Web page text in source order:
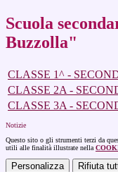
Scuola
Buzzolla"
CLASSE 1^ -
CLASSE 2A -
CLASSE 3A -
Notizie
Questo sito o gli strumenti terzi da
utili alle finalità illustrate nella
Personalizza Rifiuta